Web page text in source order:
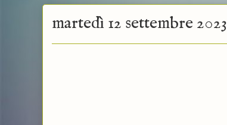
martedì 12 settembre 2023